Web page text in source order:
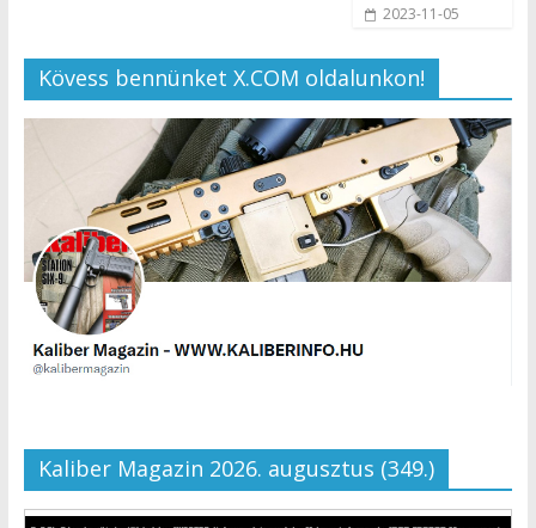
2023-11-05
Kövess bennünket X.COM oldalunkon!
Kaliber Magazin 2026. augusztus (349.)